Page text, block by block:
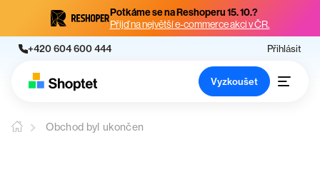
Potkáme se na Reshoperu 15. 10.?
Přijď na největší e-commerce akci v ČR.
+420 604 600 444 Přihlásit
Vyzkoušet
Obchod byl ukončen